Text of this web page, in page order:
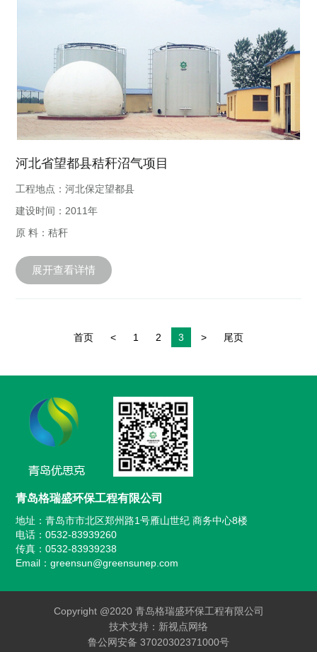
河北省望都县秸秆沼气项目
工程地点：河北保定望都县
建设时间：2011年
原 料：秸秆
展开查看详情
首页 < 1 2 3 > 尾页
青岛格瑞盛环保工程有限公司
地址：青岛市市北区郑州路1号雁山世纪 商务中心8楼
电话：0532-83939260
传真：0532-83939238
Email：greensun@greensunep.com
Copyright @2020 青岛格瑞盛环保工程有限公司
技术支持：新视点网络
鲁公网安备 37020302371000号